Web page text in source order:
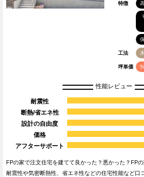
特徴
工法
坪単価
性能レビュー
耐震性
断熱/省エネ性
設計の自由度
価格
アフターサポート
FPの家で注文住宅を建てて良かった？悪かった？FP
耐震性や気密断熱性、省エネ性などの住宅性能など口